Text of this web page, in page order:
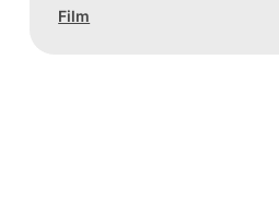
Film